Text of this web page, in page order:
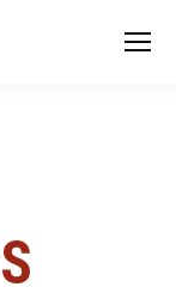
Search: